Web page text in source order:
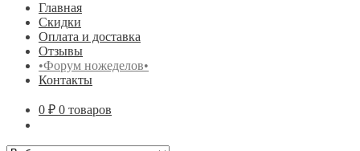
Главная
Скидки
Оплата и доставка
Отзывы
•Форум ножеделов•
Контакты
0 ₽ 0 товаров